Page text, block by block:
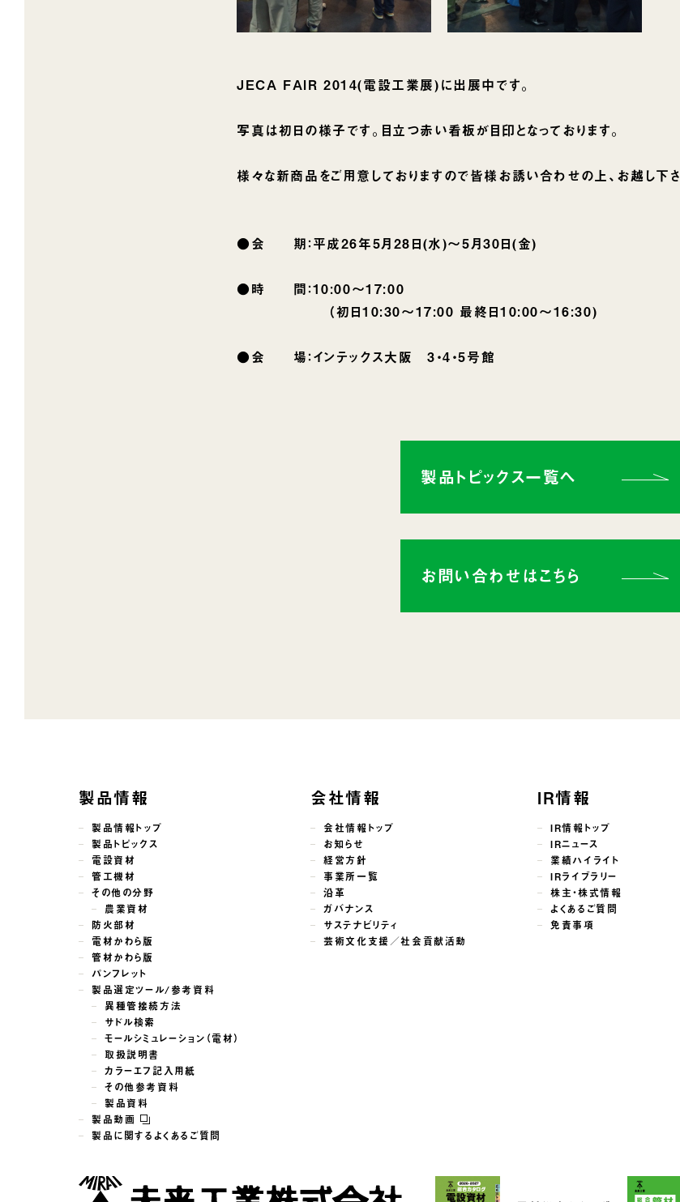
JECA FAIR 2014(電設工業展)に出展中です。
写真は初日の様子です。目立つ赤い看板が目印となっております。
様々な新商品をご用意しておりますので皆様お誘い合わせの上、お越し下さ
●会 期：平成26年5月28日(水)〜5月30日(金)
●時 間：10:00〜17:00
（初日10:30〜17:00 最終日10:00〜16:30)
●会 場：インテックス大阪 3・4・5号館
製品トピックス一覧へ
お問い合わせはこちら
製品情報
製品情報トップ
製品トピックス
電設資材
管工機材
その他の分野
農業資材
防火部材
電材かわら版
管材かわら版
パンフレット
製品選定ツール/参考資料
異種管接続方法
サドル検索
モールシミュレーション（電材）
取扱説明書
カラーエフ記入用紙
その他参考資料
製品資料
製品動画
製品に関するよくあるご質問
会社情報
会社情報トップ
お知らせ
経営方針
事業所一覧
沿革
ガバナンス
サステナビリティ
芸術文化支援／社会貢献活動
IR情報
IR情報トップ
IRニュース
業績ハイライト
IRライブラリー
株主・株式情報
よくあるご質問
免責事項